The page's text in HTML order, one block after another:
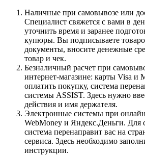
Наличные при самовывозе или
Специалист свяжется с вами в
уточнить время и заранее
купюры. Вы подписываете
документы, вносите денежные
товар и чек.
Безналичный расчет при
интернет-магазине: карты Visa и
оплатить покупку, система
системы ASSIST. Здесь нужно
действия и имя держателя.
Электронные системы при
WebMoney и Яндекс.Деньги. Для
система перенаправит вас на
сервиса. Здесь необходимо
инструкции.